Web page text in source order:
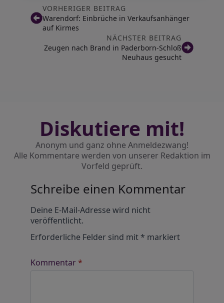
VORHERIGER BEITRAG
Warendorf: Einbrüche in Verkaufsanhänger
auf Kirmes
NÄCHSTER BEITRAG
Zeugen nach Brand in Paderborn-Schloß
Neuhaus gesucht
Diskutiere mit!
Anonym und ganz ohne Anmeldezwang!
Alle Kommentare werden von unserer Redaktion im
Vorfeld geprüft.
Schreibe einen Kommentar
Deine E-Mail-Adresse wird nicht
veröffentlicht.
Erforderliche Felder sind mit* markiert
Kommentar*